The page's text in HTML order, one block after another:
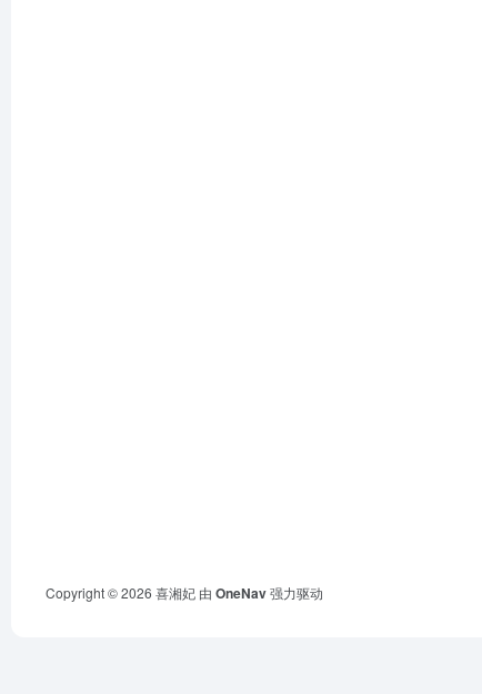
Copyright © 2026 喜湘妃 由 OneNav强力驱动